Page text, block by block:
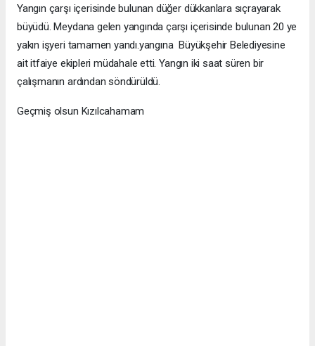
Yangın çarşı içerisinde bulunan düğer dükkanlara sıçrayarak
büyüdü. Meydana gelen yangında çarşı içerisinde bulunan 20 ye
yakın işyeri tamamen yandı.yangına Büyükşehir Belediyesine
ait itfaiye ekipleri müdahale etti. Yangın iki saat süren bir
çalışmanın ardından söndürüldü.
Geçmiş olsun Kızılcahamam